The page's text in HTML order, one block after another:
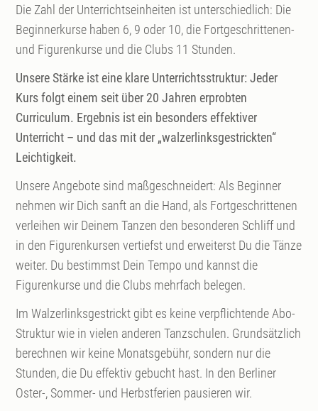
Die Zahl der Unterrichtseinheiten ist unterschiedlich: Die
Beginnerkurse haben 6, 9 oder 10, die Fortgeschrittenen-
und Figurenkurse und die Clubs 11 Stunden.
Unsere Stärke ist eine klare Unterrichtsstruktur: Jeder
Kurs folgt einem seit über 20 Jahren erprobten
Curriculum. Ergebnis ist ein besonders effektiver
Unterricht – und das mit der „walzerlinksgestrickten“
Leichtigkeit.
Unsere Angebote sind maßgeschneidert: Als Beginner
nehmen wir Dich sanft an die Hand, als Fortgeschrittenen
verleihen wir Deinem Tanzen den besonderen Schliff und
in den Figurenkursen vertiefst und erweiterst Du die Tänze
weiter. Du bestimmst Dein Tempo und kannst die
Figurenkurse und die Clubs mehrfach belegen.
Im Walzerlinksgestrickt gibt es keine verpflichtende Abo-
Struktur wie in vielen anderen Tanzschulen. Grundsätzlich
berechnen wir keine Monatsgebühr, sondern nur die
Stunden, die Du effektiv gebucht hast. In den Berliner
Oster-, Sommer- und Herbstferien pausieren wir.